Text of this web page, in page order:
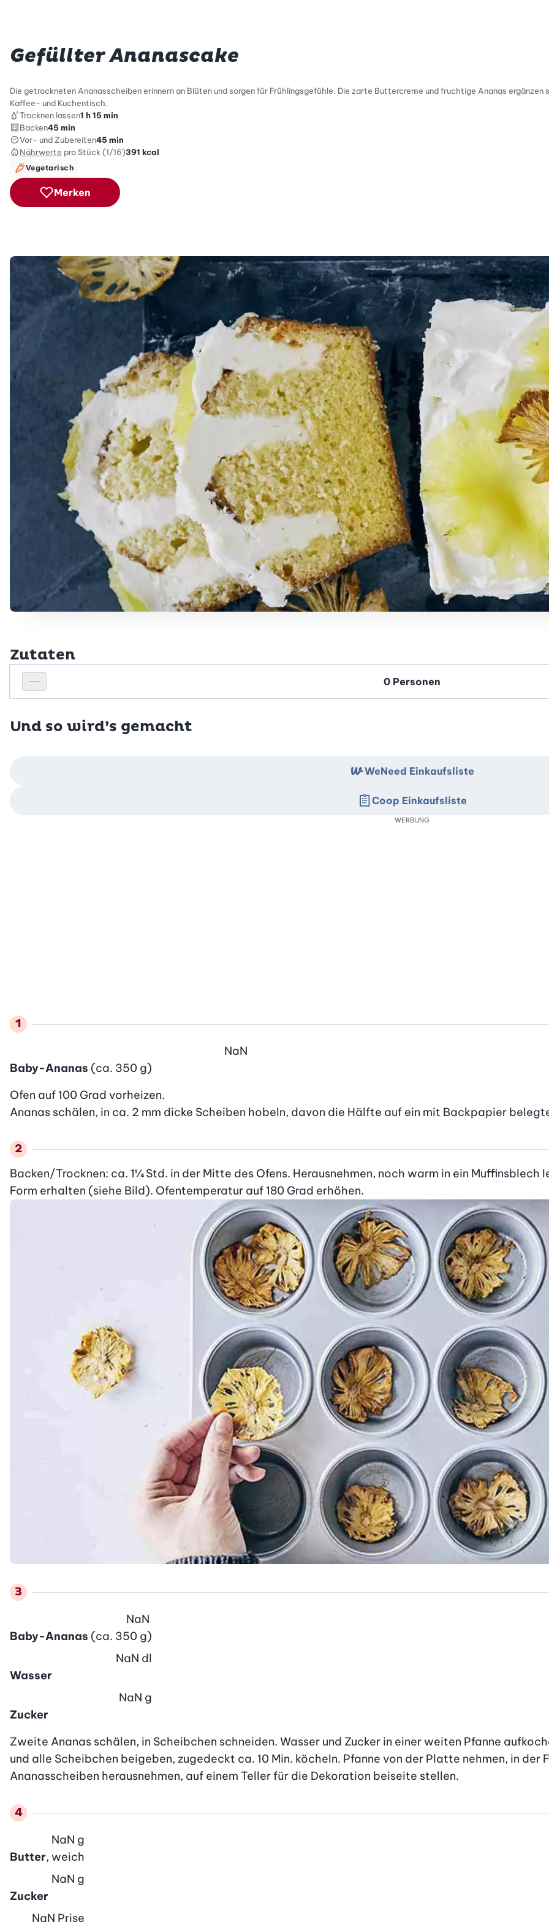
Gefüllter Ananascake
Die getrockneten Ananasscheiben erinnern an Blüten und sorgen für Frühlingsgefühle. Die zarte Buttercreme und fruchtige Ananas
Kaffee- und Kuchentisch.
Trocknen lassen1 h 15 min
Backen45 min
Vor- und Zubereiten45 min
Nährwerte pro Stück (1/16)391 kcal
Vegetarisch
Merken
Zutaten
Personenanzahl verringern
Personenanzahl
Und so wird’s gemacht
Baby-Ananas (ca. 350 g)
NaN
Ofen auf 100 Grad vorheizen.
Ananas schälen, in ca. 2 mm dicke Scheiben hobeln, davon die Hälfte auf ein mit Backpapier
Backen/Trocknen: ca. 1¼ Std. in der Mitte des Ofens. Herausnehmen, noch warm in ein Muffinsblech
Form erhalten (siehe Bild). Ofentemperatur auf 180 Grad erhöhen.
Baby-Ananas (ca. 350 g)
NaN
Wasser
NaN dl
Zucker
NaN g
Zweite Ananas schälen, in Scheibchen schneiden. Wasser und Zucker in einer weiten Pfanne
und alle Scheibchen beigeben, zugedeckt ca. 10 Min. köcheln. Pfanne von der Platte nehmen, in der
Ananasscheiben herausnehmen, auf einem Teller für die Dekoration beiseite stellen.
Butter, weich
NaN g
Zucker
NaN g
NaN Prise
WeNeed Einkaufsliste
Coop Einkaufsliste
WERBUNG